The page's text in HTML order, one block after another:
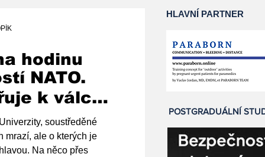
hodinu
NATO.
k válce
nám pocit
varoval
soustředěné
mrazí, ale o kterých je
Na něco přes
HLAVNÍ PARTNER
POSTGRADUÁLNÍ